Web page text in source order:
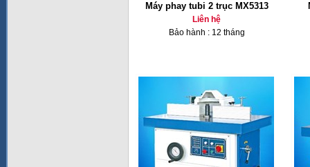
Máy phay tubi 2 trục MX5313
Liên hệ
Bảo hành : 12 tháng